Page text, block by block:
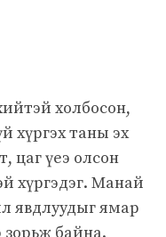
холбосон,
хүргэх таны эх
цаг үеэ олсон
хүргэдэг. Манай
явдлуудыг ямар
зорьж байна.